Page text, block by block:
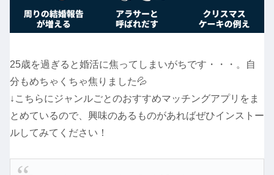
25歳を過ぎると婚活に焦ってしまいがちです・・・。自
分もめちゃくちゃ焦りました💦
↓こちらにジャンルごとのおすすめマッチングアプリをま
とめているので、興味のあるものがあればぜひインストー
ルしてみてください！